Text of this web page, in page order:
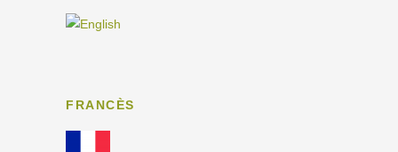
FRANCÈS